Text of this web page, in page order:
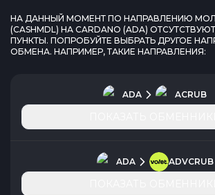
НА ДАННЫЙ МОМЕНТ ПО НАПРАВЛЕНИЮ
(CASHMDL) НА CARDANO (ADA)
ПУНКТЫ. ПОПРОБУЙТЕ ВЫБРАТЬ ДРУГОЕ
ОБМЕНА. НАПРИМЕР, ТАКИЕ НАПРАВЛЕНИЯ:
ADA ACRUB
ADA ADVCRUB